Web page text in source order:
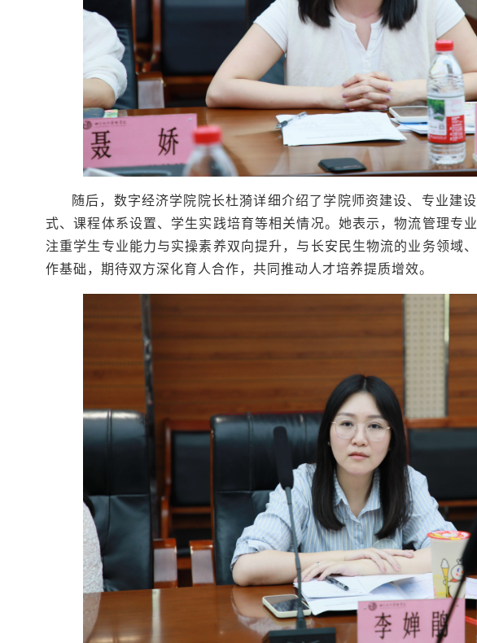
随后，数字经济学院院长杜漪详细介绍了学院师资建设、专业建
式、课程体系设置、学生实践培育等相关情况。她表示，物流管理专
注重学生专业能力与实操素养双向提升，与长安民生物流的业务领域
作基础，期待双方深化育人合作，共同推动人才培养提质增效。